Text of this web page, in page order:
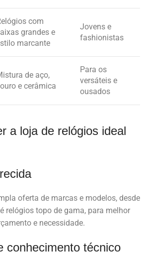
com
grandes e
marcante
Jovens e
fashionistas
de aço,
e cerâmica
Para os
versáteis e
ousados
a loja de relógios ideal
oferta de marcas e modelos, desde
relógios topo de gama, para melhor
e necessidade.
conhecimento técnico